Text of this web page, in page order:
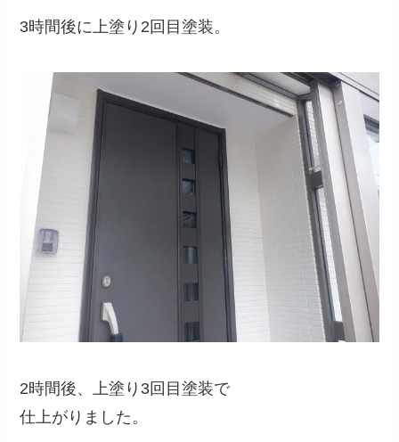
3時間後に上塗り2回目塗装。
2時間後、上塗り3回目塗装で
仕上がりました。